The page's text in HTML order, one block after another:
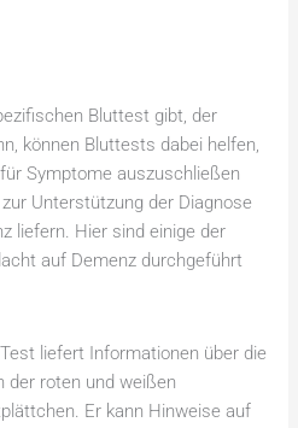
Bluttest gibt, der
können Bluttests dabei helfen,
Symptome auszuschließen
Unterstützung der Diagnose
liefern. Hier sind einige der
auf Demenz durchgeführt
liefert Informationen über die
der roten und weißen
Er kann Hinweise auf